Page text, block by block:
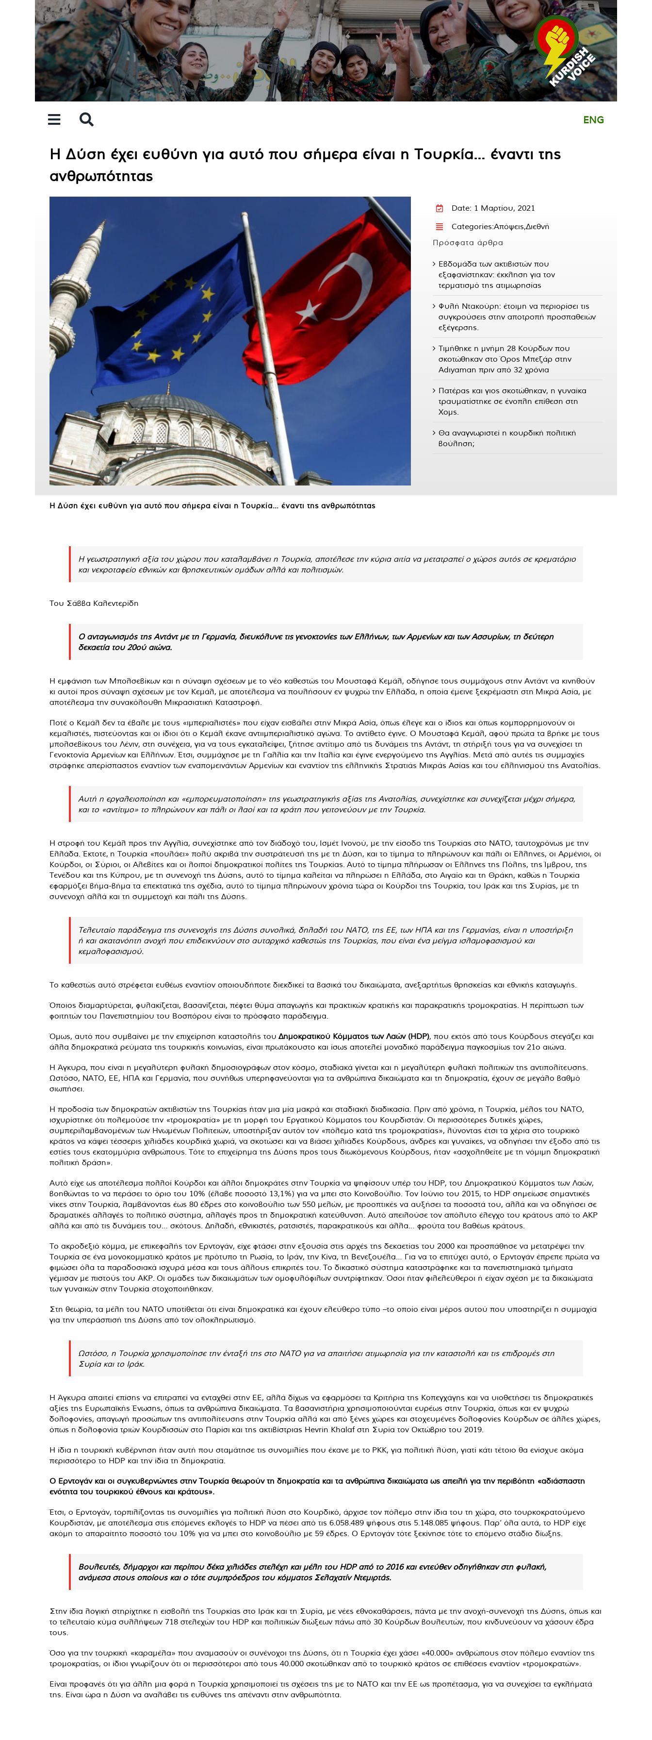
ENG
Η Δύση έχει ευθύνη για αυτό που σήμερα είναι η Τουρκία… έναντι της
ανθρωπότητας
Date: 1 Μαρτίου, 2021
Categories:Απόψεις,Διεθνή
Πρόσφατα άρθρα
Εβδομάδα των ακτιβιστών που
εξαφανίστηκαν: έκκληση για τον
τερματισμό της ατιμωρησίας
Φυλή Ντακούρη: έτοιμη να περιορίσει τις
συγκρούσεις στην αποτροπή προσπαθειών
εξέγερσης.
Τιμήθηκε η μνήμη 28 Κούρδων που
σκοτώθηκαν στο Όρος Μπεζάρ στην
Adıyaman πριν από 32 χρόνια
Πατέρας και γιος σκοτώθηκαν, η γυναίκα
τραυματίστηκε σε ένοπλη επίθεση στη
Χομς.
Θα αναγνωριστεί η κουρδική πολιτική
βούληση;
Η Δύση έχει ευθύνη για αυτό που σήμερα είναι η Τουρκία… έναντι της ανθρωπότητας
Η γεωστρατηγική αξία του χώρου που καταλαμβάνει η Τουρκία, αποτέλεσε την κύρια αιτία να μετατραπεί ο χώρος αυτός σε κρεματόριο
και νεκροταφείο εθνικών και θρησκευτικών ομάδων αλλά και πολιτισμών.
Του Σάββα Καλεντερίδη
Ο ανταγωνισμός της Αντάντ με τη Γερμανία, διευκόλυνε τις γενοκτονίες των Ελλήνων, των Αρμενίων και των Ασσυρίων, τη δεύτερη
δεκαετία του 20ού αιώνα.
Η εμφάνιση των Μπολσεβίκων και η σύναψη σχέσεων με το νέο καθεστώς του Μουσταφά Κεμάλ, οδήγησε τους συμμάχους στην Αντάντ να κινηθούν
κι αυτοί προς σύναψη σχέσεων με τον Κεμάλ, με αποτέλεσμα να πουλήσουν εν ψυχρώ την Ελλάδα, η οποία έμεινε ξεκρέμαστη στη Μικρά Ασία, με
αποτέλεσμα την συνακόλουθη Μικρασιατική Καταστροφή.
Ποτέ ο Κεμάλ δεν τα έβαλε με τους «ιμπεριαλιστές» που είχαν εισβάλει στην Μικρά Ασία, όπως έλεγε και ο ίδιος και όπως κομπορρημονούν οι
κεμαλιστές, πιστεύοντας και οι ίδιοι ότι ο Κεμάλ έκανε αντιιμπεριαλιστικό αγώνα. Το αντίθετο έγινε. Ο Μουσταφά Κεμάλ, αφού πρώτα τα βρήκε με τους
μπολσεβίκους του Λένιν, στη συνέχεια, για να τους εγκαταλείψει, ζήτησε αντίτιμο από τις δυνάμεις της Αντάντ, τη στήριξή τους για να συνεχίσει τη
Γενοκτονία Αρμενίων και Ελλήνων. Έτσι, συμμάχησε με τη Γαλλία και την Ιταλία και έγινε ενεργούμενο της Αγγλίας. Μετά από αυτές τις συμμαχίες
στράφηκε απερίσπαστος εναντίον των εναπομεινάντων Αρμενίων και εναντίον της ελληνικής Στρατιάς Μικράς Ασίας και του ελληνισμού της Ανατολίας.
Αυτή η εργαλειοποίηση και «εμπορευματοποίηση» της γεωστρατηγικής αξίας της Ανατολίας, συνεχίστηκε και συνεχίζεται μέχρι σήμερα,
και το «αντίτιμο» το πληρώνουν και πάλι οι λαοί και τα κράτη που γειτονεύουν με την Τουρκία.
Η στροφή του Κεμάλ προς την Αγγλία, συνεχίστηκε από τον διάδοχό του, Ισμέτ Ινονού, με την είσοδο της Τουρκίας στο ΝΑΤΟ, ταυτοχρόνως με την
Ελλάδα. Έκτοτε, η Τουρκία «πουλάει» πολύ ακριβά την συστράτευσή της με τη Δύση, και το τίμημα το πληρώνουν και πάλι οι Έλληνες, οι Αρμένιοι, οι
Κούρδοι, οι Σύριοι, οι Αλεβίτες και οι λοιποί δημοκρατικοί πολίτες της Τουρκίας. Αυτό το τίμημα πλήρωσαν οι Έλληνες της Πόλης, της Ίμβρου, της
Τενέδου και της Κύπρου, με τη συνενοχή της Δύσης, αυτό το τίμημα καλείται να πληρώσει η Ελλάδα, στο Αιγαίο και τη Θράκη, καθώς η Τουρκία
εφαρμόζει βήμα-βήμα τα επεκτατικά της σχέδια, αυτό το τίμημα πληρώνουν χρόνια τώρα οι Κούρδοι της Τουρκία, του Ιράκ και της Συρίας, με τη
συνενοχή αλλά και τη συμμετοχή και πάλι της Δύσης.
Τελευταίο παράδειγμα της συνενοχής της Δύσης συνολικά, δηλαδή του NATO, της ΕΕ, των ΗΠΑ και της Γερμανίας, είναι η υποστήριξη
ή και ακατανόητη ανοχή που επιδεικνύουν στο αυταρχικό καθεστώς της Τουρκίας, που είναι ένα μείγμα ισλαμοφασισμού και
κεμαλοφασισμού.
Το καθεστώς αυτό στρέφεται ευθέως εναντίον οποιουδήποτε διεκδικεί τα βασικά του δικαιώματα, ανεξαρτήτως θρησκείας και εθνικής καταγωγής.
Όποιος διαμαρτύρεται, φυλακίζεται, βασανίζεται, πέφτει θύμα απαγωγής και πρακτικών κρατικής και παρακρατικής τρομοκρατίας. Η περίπτωση των
φοιτητών του Πανεπιστημίου του Βοσπόρου είναι το πρόσφατο παράδειγμα.
Όμως, αυτό που συμβαίνει με την επιχείρηση καταστολής του Δημοκρατικού Κόμματος των Λαών (HDP), που εκτός από τους Κούρδους στεγάζει και
άλλα δημοκρατικά ρεύματα της τουρκικής κοινωνίας, είναι πρωτάκουστο και ίσως αποτελεί μοναδικό παράδειγμα παγκοσμίως τον 21ο αιώνα.
Η Άγκυρα, που είναι η μεγαλύτερη φυλακή δημοσιογράφων στον κόσμο, σταδιακά γίνεται και η μεγαλύτερη φυλακή πολιτικών της αντιπολίτευσης.
Ωστόσο, ΝΑΤΟ, ΕΕ, ΗΠΑ και Γερμανία, που συνήθως υπερηφανεύονται για τα ανθρώπινα δικαιώματα και τη δημοκρατία, έχουν σε μεγάλο βαθμό
σιωπήσει.
Η προδοσία των δημοκρατών ακτιβιστών της Τουρκίας ήταν μια μία μακρά και σταδιακή διαδικασία. Πριν από χρόνια, η Τουρκία, μέλος του ΝΑΤΟ,
ισχυρίστηκε ότι πολεμούσε την «τρομοκρατία» με τη μορφή του Εργατικού Κόμματος του Κουρδιστάν. Οι περισσότερες δυτικές χώρες,
συμπεριλαμβανομένων των Ηνωμένων Πολιτειών, υποστήριξαν αυτόν τον «πόλεμο κατά της τρομοκρατίας», λύνοντας έτσι τα χέρια στο τουρκικό
κράτος να κάψει τέσσερις χιλιάδες κουρδικά χωριά, να σκοτώσει και να βιάσει χιλιάδες Κούρδους, άνδρες και γυναίκες, να οδηγήσει την έξοδο από τις
εστίες τους εκατομμύρια ανθρώπους. Τότε το επιχείρημα της Δύσης προς τους διωκόμενους Κούρδους, ήταν «ασχοληθείτε με τη νόμιμη δημοκρατική
πολιτική δράση».
Αυτό είχε ως αποτέλεσμα πολλοί Κούρδοι και άλλοι δημοκράτες στην Τουρκία να ψηφίσουν υπέρ του HDP, του Δημοκρατικού Κόμματος των Λαών,
βοηθώντας το να περάσει το όριο του 10% (έλαβε ποσοστό 13,1%) για να μπει στο Κοινοβούλιο. Τον Ιούνιο του 2015, το HDP σημείωσε σημαντικές
νίκες στην Τουρκία, λαμβάνοντας έως 80 έδρες στο κοινοβούλιο των 550 μελών, με προοπτικές να αυξήσει τα ποσοστά του, αλλά και να οδηγήσει σε
δραματικές αλλαγές το πολιτικό σύστημα, αλλαγές προς τη δημοκρατική κατεύθυνση. Αυτό απειλούσε τον απόλυτο έλεγχο του κράτους από το AKP
αλλά και από τις δυνάμεις του… σκότους. Δηλαδή, εθνικιστές, ρατσιστές, παρακρατικούς και άλλα… φρούτα του βαθέως κράτους.
Το ακροδεξιό κόμμα, με επικεφαλής τον Ερντογάν, είχε φτάσει στην εξουσία στις αρχές της δεκαετίας του 2000 και προσπάθησε να μετατρέψει την
Τουρκία σε ένα μονοκομματικό κράτος με πρότυπο τη Ρωσία, το Ιράν, την Κίνα, τη Βενεζουέλα… Για να το επιτύχει αυτό, ο Ερντογάν έπρεπε πρώτα να
φιμώσει όλα τα παραδοσιακά ισχυρά μέσα και τους άλλους επικριτές του. Το δικαστικό σύστημα καταστράφηκε και τα πανεπιστημιακά τμήματα
γέμισαν με πιστούς του AKP. Οι ομάδες των δικαιωμάτων των ομοφυλόφιλων συντρίφτηκαν. Όσοι ήταν φιλελεύθεροι ή είχαν σχέση με τα δικαιώματα
των γυναικών στην Τουρκία στοχοποιήθηκαν.
Στη θεωρία, τα μέλη του ΝΑΤΟ υποτίθεται ότι είναι δημοκρατικά και έχουν ελεύθερο τύπο –το οποίο είναι μέρος αυτού που υποστηρίζει η συμμαχία
για την υπεράσπισή της Δύσης από τον ολοκληρωτισμό.
Ωστόσο, η Τουρκία χρησιμοποίησε την ένταξή της στο ΝΑΤΟ για να απαιτήσει ατιμωρησία για την καταστολή και τις επιδρομές στη
Συρία και το Ιράκ.
Η Άγκυρα απαιτεί επίσης να επιτραπεί να ενταχθεί στην ΕΕ, αλλά δίχως να εφαρμόσει τα Κριτήρια της Κοπεγχάγης και να υιοθετήσει τις δημοκρατικές
αξίες της Ευρωπαϊκής Ένωσης, όπως τα ανθρώπινα δικαιώματα. Τα βασανιστήρια χρησιμοποιούνται ευρέως στην Τουρκία, όπως και εν ψυχρώ
δολοφονίες, απαγωγή προσώπων της αντιπολίτευσης στην Τουρκία αλλά και από ξένες χώρες και στοχευμένες δολοφονίες Κούρδων σε άλλες χώρες,
όπως η δολοφονία τριών Κουρδισσών στο Παρίσι και της ακτιβίστριας Hevrin Khalaf στη Συρία τον Οκτώβριο του 2019.
Η ίδια η τουρκική κυβέρνηση ήταν αυτή που σταμάτησε τις συνομιλίες που έκανε με το ΡΚΚ, για πολιτική λύση, γιατί κάτι τέτοιο θα ενίσχυε ακόμα
περισσότερο το HDP και την ίδια τη δημοκρατία.
Ο Ερντογάν και οι συγκυβερνώντες στην Τουρκία θεωρούν τη δημοκρατία και τα ανθρώπινα δικαιώματα ως απειλή για την περιβόητη «αδιάσπαστη
ενότητα του τουρκικού έθνους και κράτους».
Έτσι, ο Ερντογάν, τορπιλίζοντας τις συνομιλίες για πολιτική λύση στο Κουρδικό, άρχισε τον πόλεμο στην ίδια του τη χώρα, στο τουρκοκρατούμενο
Κουρδιστάν, με αποτέλεσμα στις επόμενες εκλογές το HDP να πέσει από τις 6.058.489 ψήφους στις 5.148.085 ψήφους. Παρ’ όλα αυτά, το HDP είχε
ακόμη το απαραίτητο ποσοστό του 10% για να μπει στο κοινοβούλιο με 59 έδρες. Ο Ερντογάν τότε ξεκίνησε τότε το επόμενο στάδιο δίωξης.
Βουλευτές, δήμαρχοι και περίπου δέκα χιλιάδες στελέχη και μέλη του HDP από το 2016 και εντεύθεν οδηγήθηκαν στη φυλακή,
ανάμεσα στους οποίους και ο τότε συμπρόεδρος του κόμματος Σελαχατίν Ντεμιρτάς.
Στην ίδια λογική στηρίχτηκε η εισβολή της Τουρκίας στο Ιράκ και τη Συρία, με νέες εθνοκαθάρσεις, πάντα με την ανοχή-συνενοχή της Δύσης, όπως και
το τελευταίο κύμα συλλήψεων 718 στελεχών του HDP και πολιτικών διώξεων πάνω από 30 Κούρδων βουλευτών, που κινδυνεύουν να χάσουν έδρα
τους.
Όσο για την τουρκική «καραμέλα» που αναμασούν οι συνένοχοι της Δύσης, ότι η Τουρκία έχει χάσει «40.000» ανθρώπους στον πόλεμο εναντίον της
τρομοκρατίας, οι ίδιοι γνωρίζουν ότι οι περισσότεροι από τους 40.000 σκοτώθηκαν από το τουρκικό κράτος σε επιθέσεις εναντίον «τρομοκρατών».
Είναι προφανές ότι για άλλη μια φορά η Τουρκία χρησιμοποιεί τις σχέσεις της με το NATO και την ΕΕ ως προπέτασμα, για να συνεχίσει τα εγκλήματά
της. Είναι ώρα η Δύση να αναλάβει τις ευθύνες της απέναντι στην ανθρωπότητα.